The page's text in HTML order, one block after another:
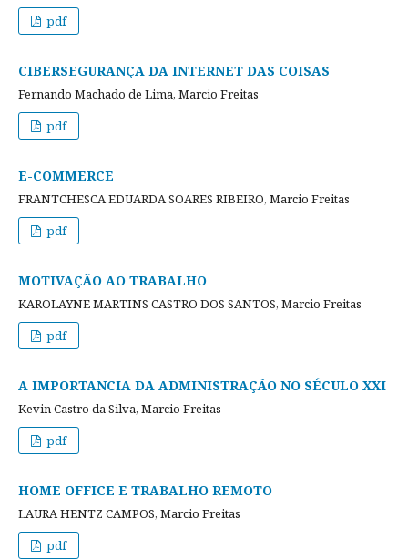
pdf
CIBERSEGURANÇA DA INTERNET DAS COISAS
Fernando Machado de Lima, Marcio Freitas
pdf
E-COMMERCE
FRANTCHESCA EDUARDA SOARES RIBEIRO, Marcio Freitas
pdf
MOTIVAÇÃO AO TRABALHO
KAROLAYNE MARTINS CASTRO DOS SANTOS, Marcio Freitas
pdf
A IMPORTANCIA DA ADMINISTRAÇÃO NO SÉCULO XXI
Kevin Castro da Silva, Marcio Freitas
pdf
HOME OFFICE E TRABALHO REMOTO
LAURA HENTZ CAMPOS, Marcio Freitas
pdf